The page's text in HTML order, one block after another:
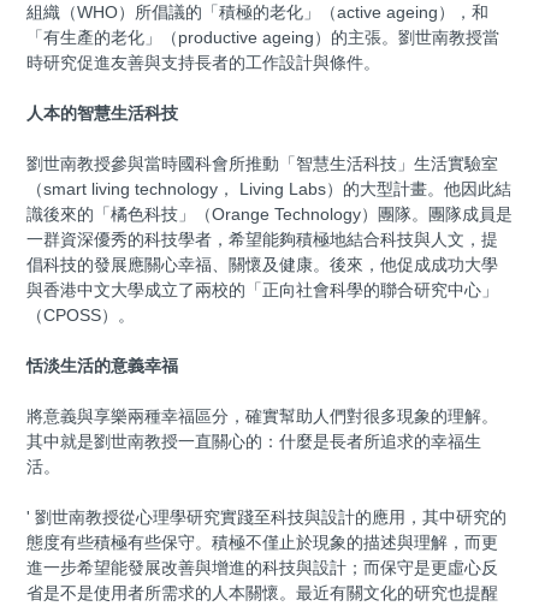
組織（WHO）所倡議的「積極的老化」（active ageing），和
「有生產的老化」（productive ageing）的主張。劉世南教授當
時研究促進友善與支持長者的工作設計與條件。
人本的智慧生活科技
劉世南教授參與當時國科會所推動「智慧生活科技」生活實驗室
（smart living technology， Living Labs）的大型計畫。他因此結
識後來的「橘色科技」（Orange Technology）團隊。團隊成員是
一群資深優秀的科技學者，希望能夠積極地結合科技與人文，提
倡科技的發展應關心幸福、關懷及健康。後來，他促成成功大學
與香港中文大學成立了兩校的「正向社會科學的聯合研究中心」
（CPOSS）。
恬淡生活的意義幸福
將意義與享樂兩種幸福區分，確實幫助人們對很多現象的理解。
其中就是劉世南教授一直關心的：什麼是長者所追求的幸福生
活。
' 劉世南教授從心理學研究實踐至科技與設計的應用，其中研究的
態度有些積極有些保守。積極不僅止於現象的描述與理解，而更
進一步希望能發展改善與增進的科技與設計；而保守是更虛心反
省是不是使用者所需求的人本關懷。最近有關文化的研究也提醒